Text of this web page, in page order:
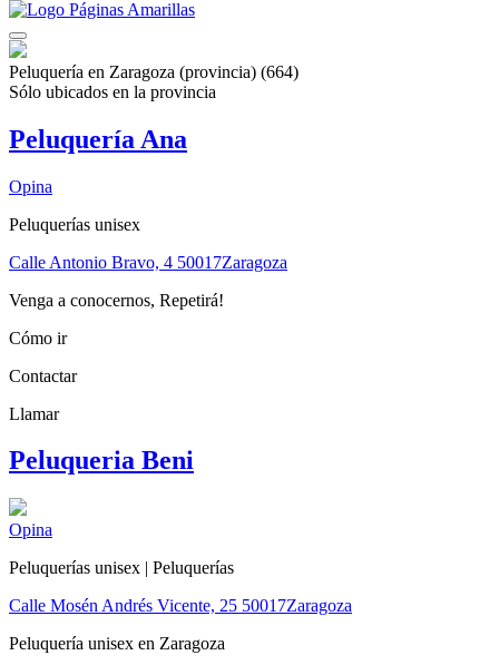
Peluquería en Zaragoza (provincia) (664)
Sólo ubicados en la provincia
Peluquería Ana
Opina
Peluquerías unisex
Calle Antonio Bravo, 4 50017Zaragoza
Venga a conocernos, Repetirá!
Cómo ir
Contactar
Llamar
Peluqueria Beni
Opina
Peluquerías unisex | Peluquerías
Calle Mosén Andrés Vicente, 25 50017Zaragoza
Peluquería unisex en Zaragoza